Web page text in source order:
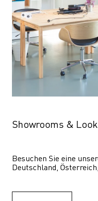
Showrooms &
Besuchen Sie eine
Deutschland,